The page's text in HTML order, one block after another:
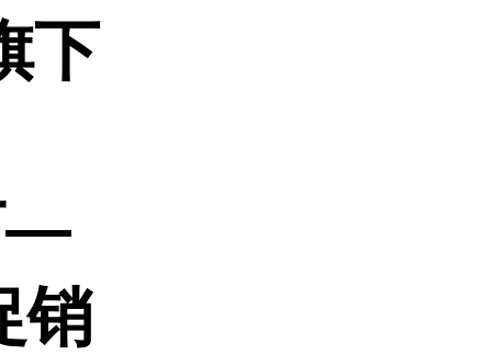
下
—
销